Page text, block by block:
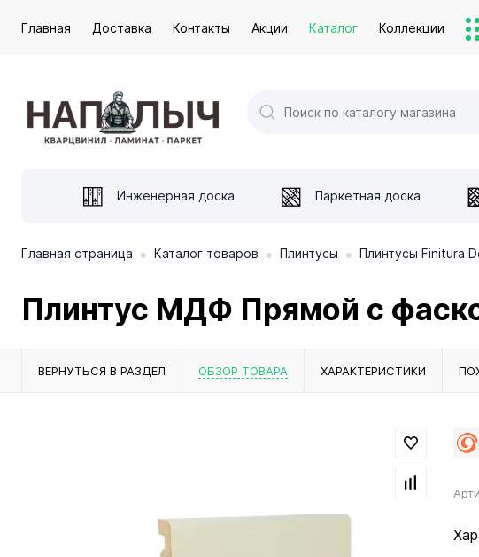
Главная Доставка Контакты Акции Каталог Коллекции
Инженерная доска Паркетная доска
Главная страница • Каталог товаров • Плинтусы • Плинтусы Finitura
Плинтус МДФ Прямой с
ВЕРНУТЬСЯ В РАЗДЕЛ ОБЗОР ТОВАРА ХАРАКТЕРИСТИКИ